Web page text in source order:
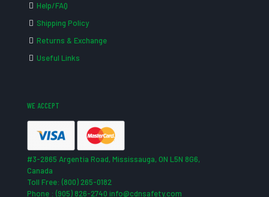
Help/FAQ
Shipping Policy
Returns & Exchange
Useful Links
WE ACCEPT
#3-2865 Argentia Road, Mississauga, ON L5N 8G6,
Canada
Toll Free: (800) 265-0182
Phone : (905) 826-2740 info@cdnsafety.com